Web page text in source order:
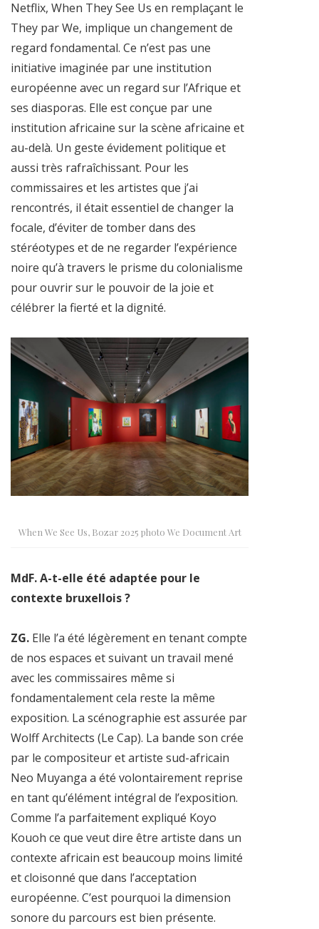
Netflix, When They See Us en remplaçant le
They par We, implique un changement de
regard fondamental. Ce n’est pas une
initiative imaginée par une institution
européenne avec un regard sur l’Afrique et
ses diasporas. Elle est conçue par une
institution africaine sur la scène africaine et
au-delà. Un geste évidement politique et
aussi très rafraîchissant. Pour les
commissaires et les artistes que j’ai
rencontrés, il était essentiel de changer la
focale, d’éviter de tomber dans des
stéréotypes et de ne regarder l’expérience
noire qu’à travers le prisme du colonialisme
pour ouvrir sur le pouvoir de la joie et
célébrer la fierté et la dignité.
When We See Us, Bozar 2025 photo We Document Art
MdF. A-t-elle été adaptée pour le
contexte bruxellois ?
ZG. Elle l’a été légèrement en tenant compte
de nos espaces et suivant un travail mené
avec les commissaires même si
fondamentalement cela reste la même
exposition. La scénographie est assurée par
Wolff Architects (Le Cap). La bande son crée
par le compositeur et artiste sud-africain
Neo Muyanga a été volontairement reprise
en tant qu’élément intégral de l’exposition.
Comme l’a parfaitement expliqué Koyo
Kouoh ce que veut dire être artiste dans un
contexte africain est beaucoup moins limité
et cloisonné que dans l’acceptation
européenne. C’est pourquoi la dimension
sonore du parcours est bien présente.